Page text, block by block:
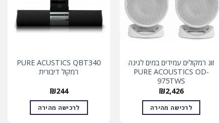
זוג רמקולים עמידים במים לגינה
PURE ACOUSTICS OD-
975TWS
₪2,426
לרכישה מהירה
PURE ACUSTICS QBT340
רמקול דיבורית
₪244
לרכישה מהירה